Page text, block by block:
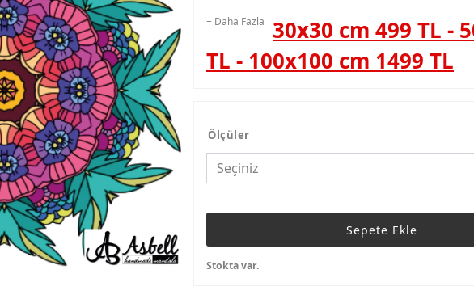
+ Daha Fazla
30x30 cm 499 TL -
TL - 100x100 cm 1499 TL
Ölçüler
Sepete Ekle
Stokta var.